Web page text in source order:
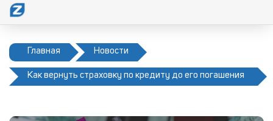
Главная Новости
Как вернуть страховку по кредиту до его погашения